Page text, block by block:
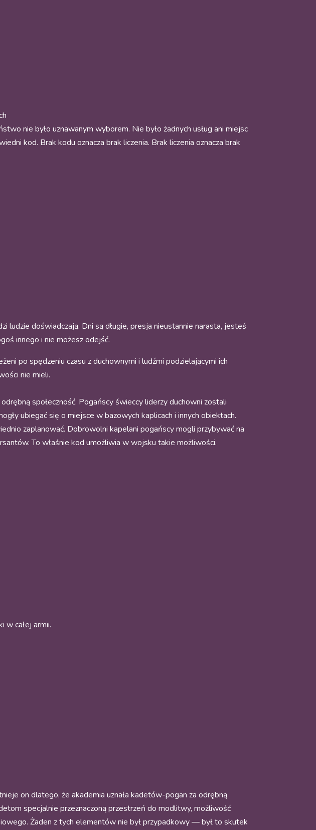
nie było uznawanym wyborem. Nie było żadnych usług ani miejsc
kod. Brak kodu oznacza brak liczenia. Brak liczenia oznacza brak
doświadczają. Dni są długie, presja nieustannie narasta, jesteś
innego i nie możesz odejść.
po spędzeniu czasu z duchownymi i ludźmi podzielającymi ich
nie mieli.
społeczność. Pogańscy świeccy liderzy duchowni zostali
ubiegać się o miejsce w bazowych kaplicach i innych obiektach.
zaplanować. Dobrowolni kapelani pogańscy mogli przybywać na
To właśnie kod umożliwia w wojsku takie możliwości.
w całej armii.
on dlatego, że akademia uznała kadetów-pogan za odrębną
specjalnie przeznaczoną przestrzeń do modlitwy, możliwość
Żaden z tych elementów nie był przypadkowy — był to skutek